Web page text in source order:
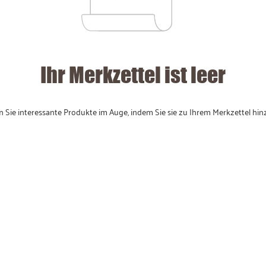
Ihr Merkzettel ist leer
Sie interessante Produkte im Auge, indem Sie sie zu Ihrem Merkzettel